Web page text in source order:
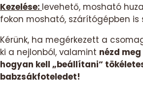
Kezelése: levehető, mosható
fokon mosható, szárítógépben is
Kérünk, ha megérkezett a
ki a nejlonból, valamint nézd
hogyan kell „beállítani”
babzsákfoteledet!